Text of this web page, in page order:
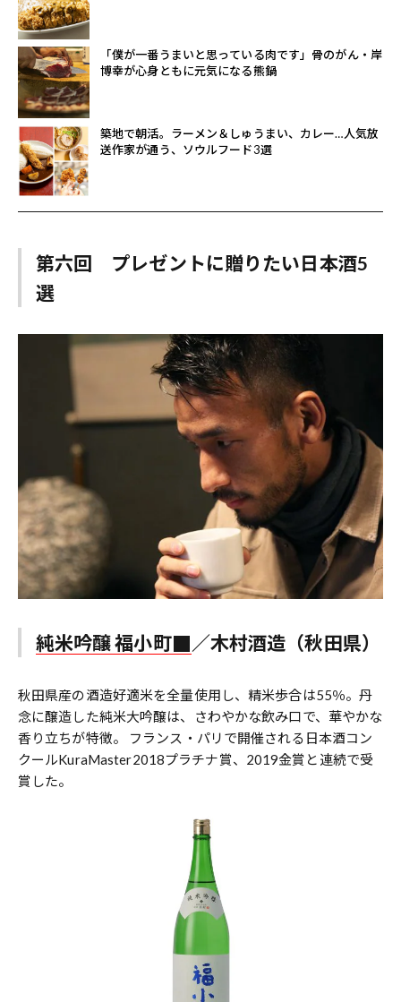
「僕が一番うまいと思っている肉です」骨のがん・岸
博幸が心身ともに元気になる熊鍋
築地で朝活。ラーメン＆しゅうまい、カレー…人気放
送作家が通う、ソウルフード3選
第六回 プレゼントに贈りたい日本酒5
選
純米吟醸 福小町 ／木村酒造（秋田県）
秋田県産の酒造好適米を全量使用し、精米歩合は55％。丹
念に醸造した純米大吟醸は、さわやかな飲み口で、華やかな
香り立ちが特徴。 フランス・パリで開催される日本酒コン
クールKuraMaster2018プラチナ賞、2019金賞と連続で受
賞した。